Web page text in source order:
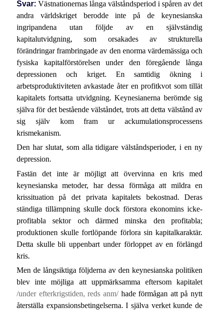
Svar: Västnationernas långa välståndsperiod i spåren av det
andra världskriget berodde inte på de keynesianska
ingripandena utan följde av en självständig
kapitalutvidgning, som orsakades av strukturella
förändringar frambringade av den enorma värdemässiga och
fysiska kapitalförstörelsen under den föregående långa
depressionen och kriget. En samtidig ökning i
arbetsproduktiviteten avkastade åter en profitkvot som tillät
kapitalets fortsatta utvidgning. Keynesianerna berömde sig
själva för det bestående välståndet, trots att detta välstånd av
sig själv kom fram ur ackumulationsprocessens
krismekanism.
Den har slutat, som alla tidigare välståndsperioder, i en ny
depression.
Fastän det inte är möjligt att övervinna en kris med
keynesianska metoder, har dessa förmåga att mildra en
krissituation på det privata kapitalets bekostnad. Deras
ständiga tillämpning skulle dock förstora ekonomins icke-
profitabla sektor och därmed minska den profitabla;
produktionen skulle fortlöpande förlora sin kapitalkaraktär.
Detta skulle bli uppenbart under förloppet av en förlängd
kris.
Men de långsiktiga följderna av den keynesianska politiken
blev inte möjliga att uppmärksamma eftersom kapitalet
/under efterkrigstiden, reds anm/hade förmågan att på nytt
återställa expansionsbetingelserna. I själva verket kunde de